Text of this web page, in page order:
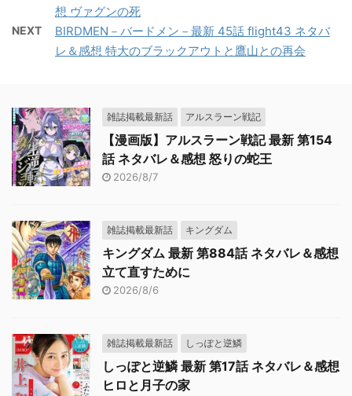
想 ヴァグンの死
NEXT
BIRDMEN－バードメン－最新 45話 flight43 ネタバ
レ＆感想 特大のブラックアウトと鷹山との再会
雑誌掲載最新話 アルスラーン戦記
【漫画版】アルスラーン戦記 最新 第154
話 ネタバレ＆感想 怒りの蛇王
2026/8/7
雑誌掲載最新話 キングダム
キングダム 最新 第884話 ネタバレ＆感想
立て直すために
2026/8/6
雑誌掲載最新話 しっぽと逆鱗
しっぽと逆鱗 最新 第17話 ネタバレ＆感想
ヒロと月子の家